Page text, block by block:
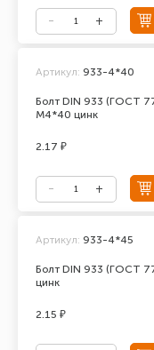
Болт DIN 933 (ГОСТ
М4*40 цинк
Артикул: 933-4*40
2.17 ₽
Болт DIN 933 (ГОСТ
цинк
Артикул: 933-4*45
2.15 ₽